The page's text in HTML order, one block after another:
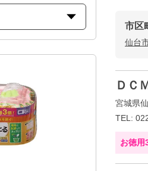
市区
仙台
ＤＣ
宮城県
TEL:
お徳用